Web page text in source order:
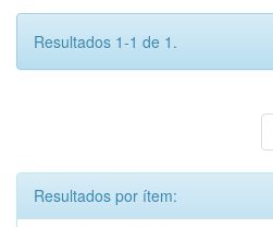
Resultados 1-1 de 1.
Resultados por ítem: